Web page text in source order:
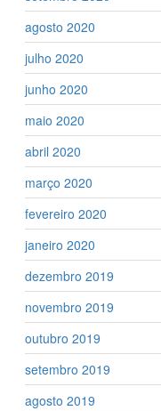
agosto 2020
julho 2020
junho 2020
maio 2020
abril 2020
março 2020
fevereiro 2020
janeiro 2020
dezembro 2019
novembro 2019
outubro 2019
setembro 2019
agosto 2019